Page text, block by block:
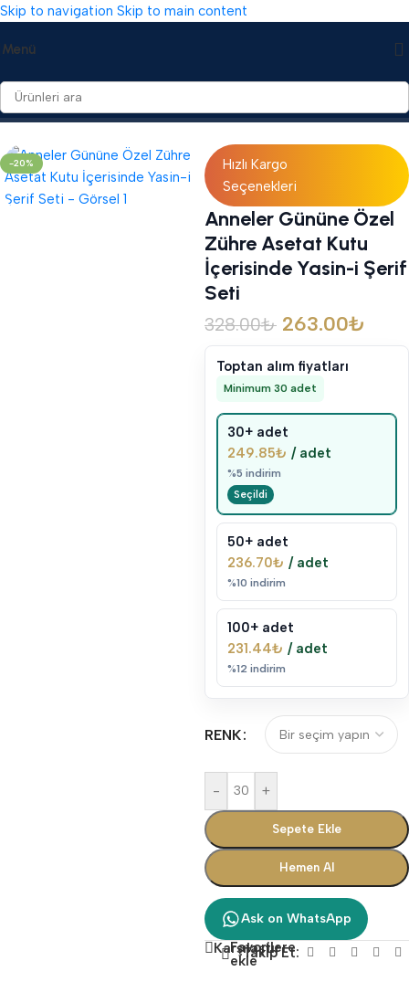
Skip to navigation Skip to main content
Menü
Ana Sayfa/Hediyelikler/Hediyelik Setler
-20%
Hızlı Kargo
Seçenekleri
Anneler Gününe Özel
Zühre Asetat Kutu
İçerisinde Yasin-i Şerif
Seti
328.00₺ 263.00₺
Toptan alım fiyatları
Minimum 30 adet
30+ adet
249.85₺ / adet
%5 indirim
50+ adet
236.70₺ / adet
%10 indirim
100+ adet
231.44₺ / adet
%12 indirim
RENK
- +
Sepete Ekle
Hemen Al
Ask on WhatsApp
Karşılaştır
Favorilere
ekleTakip Et: